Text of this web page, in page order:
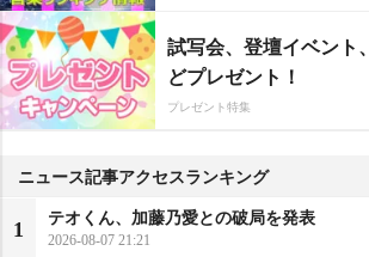
試写会、登壇イベント
どプレゼント！
プレゼント特集
ニュース記事アクセスランキング
1
テオくん、加藤乃愛との破局を発表
2026-08-07 21:21